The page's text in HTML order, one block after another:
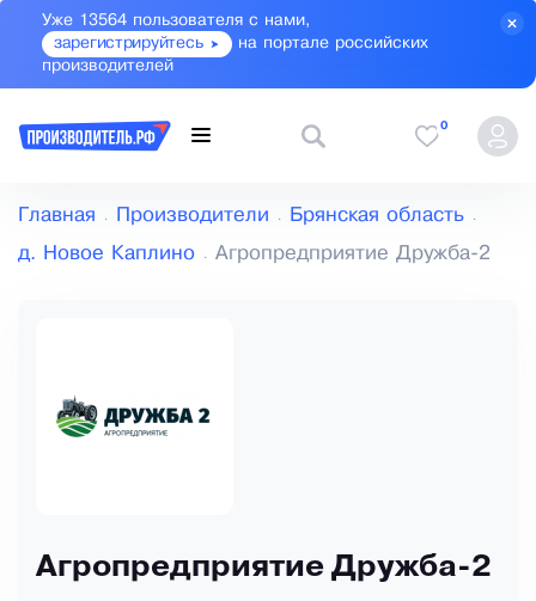
Уже 13564 пользователя с нами,
зарегистрируйтесь
на портале российских
производителей
0
Главная Производители Брянская область
д. Новое Каплино Агропредприятие Дружба-2
Агропредприятие Дружба-2